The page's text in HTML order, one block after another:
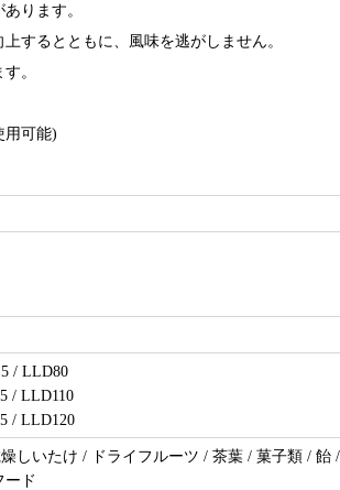
ります。
するとともに、風味を逃がしません。
。
用可能)
/ LLD80
/ LLD110
/ LLD120
しいたけ / ドライフルーツ / 茶葉 / 菓子類 /
ード